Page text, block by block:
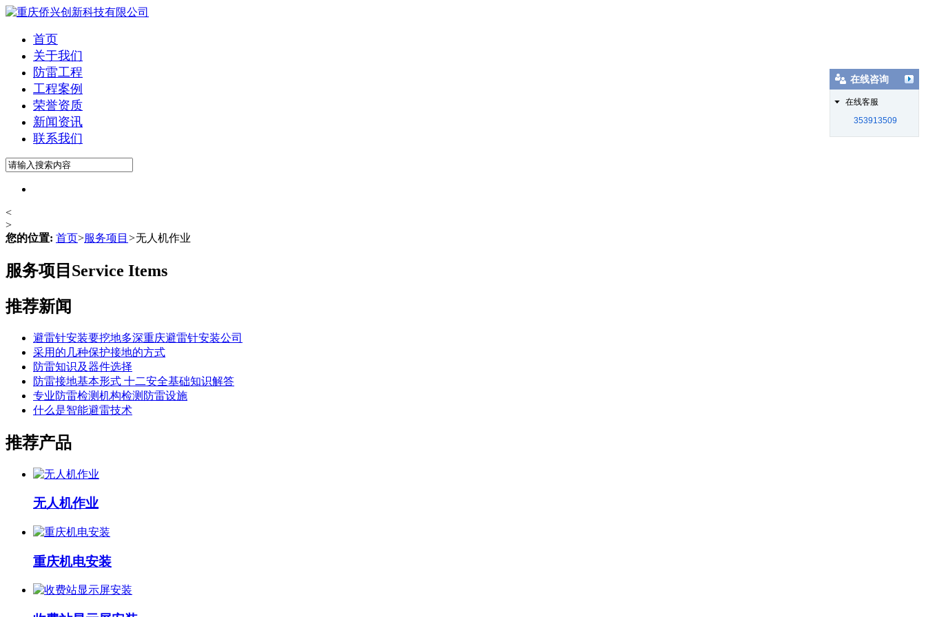
首页
关于我们
防雷工程
工程案例
荣誉资质
新闻资讯
联系我们
<
>
您的位置: 首页>服务项目 >无人机作业
服务项目 Service Items
推荐新闻
避雷针安装要挖地多深重庆避雷针安装公司
采用的几种保护接地的方式
防雷知识及器件选择
防雷接地基本形式 十二安全基础知识解答
专业防雷检测机构检测防雷设施
什么是智能避雷技术
推荐产品
无人机作业
重庆机电安装
在线咨询
在线客服
353913509